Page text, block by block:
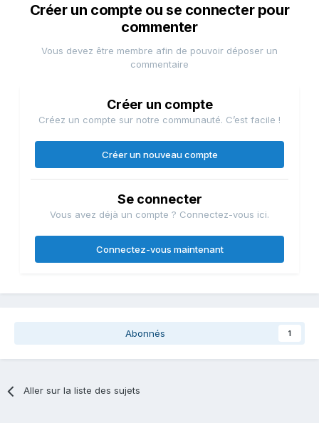
Créer un compte ou se connecter pour
commenter
Vous devez être membre afin de pouvoir déposer un
commentaire
Créer un compte
Créez un compte sur notre communauté. C’est facile !
Créer un nouveau compte
Se connecter
Vous avez déjà un compte ? Connectez-vous ici.
Connectez-vous maintenant
Abonnés 1
Aller sur la liste des sujets